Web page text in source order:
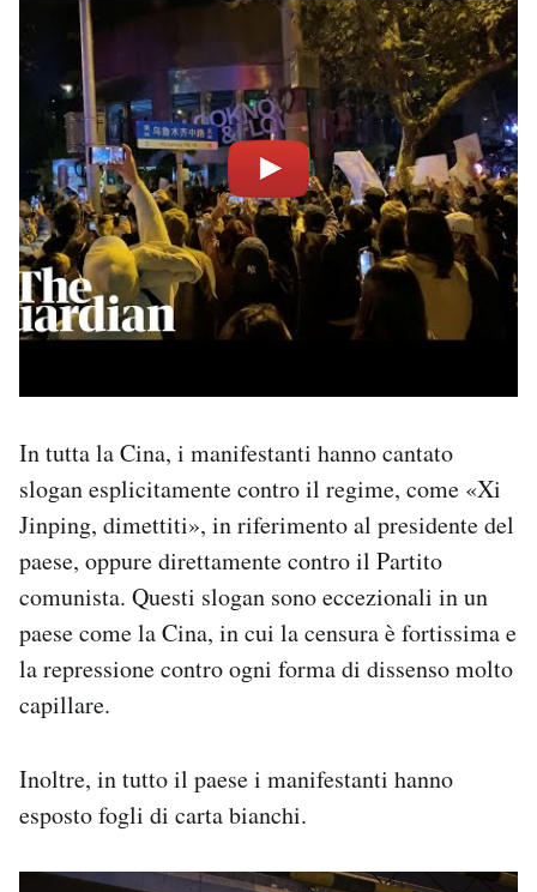
In tutta la Cina, i manifestanti hanno cantato
slogan esplicitamente contro il regime, come «Xi
Jinping, dimettiti», in riferimento al presidente del
paese, oppure direttamente contro il Partito
comunista. Questi slogan sono eccezionali in un
paese come la Cina, in cui la censura è fortissima e
la repressione contro ogni forma di dissenso molto
capillare.
Inoltre, in tutto il paese i manifestanti hanno
esposto fogli di carta bianchi.